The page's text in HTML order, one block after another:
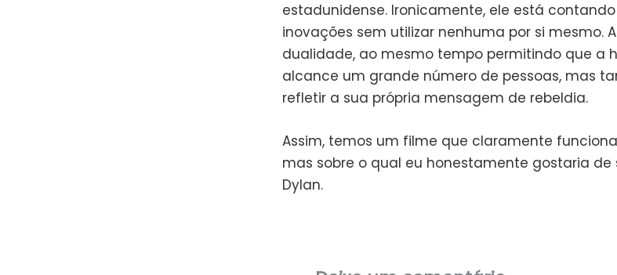
estadunidense. Ironicamente, ele está
inovações sem utilizar nenhuma por si mesmo.
dualidade, ao mesmo tempo permitindo que a
alcance um grande número de pessoas, mas
refletir a sua própria mensagem de rebeldia.
Assim, temos um filme que claramente
mas sobre o qual eu honestamente gostaria de
Dylan.